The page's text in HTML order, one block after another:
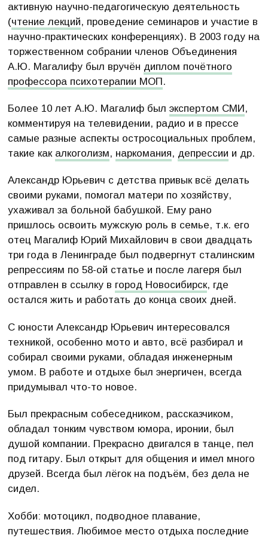
активную научно-педагогическую деятельность
(чтение лекций, проведение семинаров и участие в
научно-практических конференциях). В 2003 году на
торжественном собрании членов Объединения
А.Ю. Магалифу был вручён диплом почётного
профессора психотерапии МОП.
Более 10 лет А.Ю. Магалиф былэкспертом СМИ,
комментируя на телевидении, радио и в прессе
самые разные аспекты остросоциальных проблем,
такие как алкоголизм, наркомания, депрессии и др.
Александр Юрьевич с детства привык всё делать
своими руками, помогал матери по хозяйству,
ухаживал за больной бабушкой. Ему рано
пришлось освоить мужскую роль в семье, т.к. его
отец Магалиф Юрий Михайлович в свои двадцать
три года в Ленинграде был подвергнут сталинским
репрессиям по 58-ой статье и после лагеря был
отправлен в ссылку в город Новосибирск, где
остался жить и работать до конца своих дней.
С юности Александр Юрьевич интересовался
техникой, особенно мото и авто, всё разбирал и
собирал своими руками, обладая инженерным
умом. В работе и отдыхе был энергичен, всегда
придумывал что-то новое.
Был прекрасным собеседником, рассказчиком,
обладал тонким чувством юмора, иронии, был
душой компании. Прекрасно двигался в танце, пел
под гитару. Был открыт для общения и имел много
друзей. Всегда был лёгок на подъём, без дела не
сидел.
Хобби: мотоцикл, подводное плавание,
путешествия. Любимое место отдыха последние